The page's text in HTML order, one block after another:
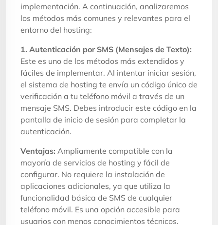
implementación. A continuación, analizaremos
los métodos más comunes y relevantes para el
entorno del hosting:
1. Autenticación por SMS (Mensajes de Texto):
Este es uno de los métodos más extendidos y
fáciles de implementar. Al intentar iniciar sesión,
el sistema de hosting te envía un código único de
verificación a tu teléfono móvil a través de un
mensaje SMS. Debes introducir este código en la
pantalla de inicio de sesión para completar la
autenticación.
Ventajas: Ampliamente compatible con la
mayoría de servicios de hosting y fácil de
configurar. No requiere la instalación de
aplicaciones adicionales, ya que utiliza la
funcionalidad básica de SMS de cualquier
teléfono móvil. Es una opción accesible para
usuarios con menos conocimientos técnicos.